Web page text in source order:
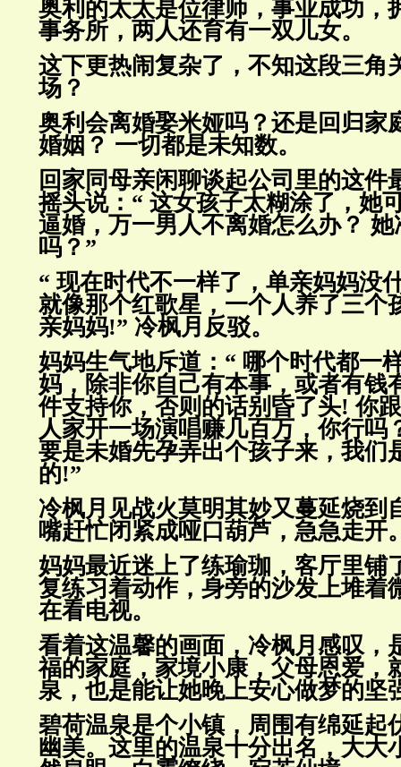
奥利的太太是位律师，事业成功，
事务所，两人还育有一双儿女。
这下更热闹复杂了，不知这段三角
场？
奥利会离婚娶米娅吗？还是回归家
婚姻？ 一切都是未知数。
回家同母亲闲聊谈起公司里的这件
摇头说：“ 这女孩子太糊涂了， 她
逼婚，万一男人不离婚怎么办？
吗？”
“ 现在时代不一样了，单亲妈妈没
就像那个红歌星，一个人养了三个
亲妈妈!” 冷枫月反驳。
妈妈生气地斥道：“ 哪个时代都一
妈，除非你自己有本事，或者有钱
件支持你，否则的话别昏了头! 你
人家开一场演唱赚几百万，你行吗
要是未婚先孕弄出个孩子来，我们
的!”
冷枫月见战火莫明其妙又蔓延烧到
嘴赶忙闭紧成哑口葫芦，急急走开
妈妈最近迷上了练瑜珈，客厅里铺
复练习着动作，身旁的沙发上堆着
在看电视。
看着这温馨的画面，冷枫月感叹，
福的家庭，家境小康，父母恩爱，
泉，也是能让她晚上安心做梦的坚
碧荷温泉是个小镇，周围有绵延起
幽美。这里的温泉十分出名，大大